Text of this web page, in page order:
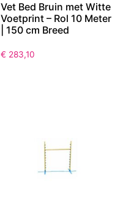
Vet Bed Bruin met Witte
Voetprint – Rol 10 Meter
| 150 cm Breed
€ 283,10